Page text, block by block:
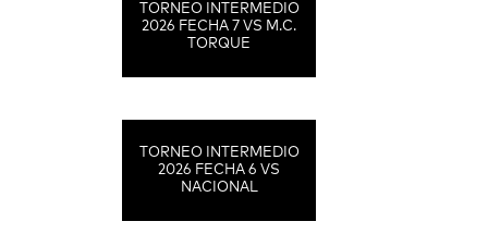
TORNEO INTERMEDIO
2026 FECHA 7 VS M.C.
TORQUE
TORNEO INTERMEDIO
2026 FECHA 6 VS
NACIONAL